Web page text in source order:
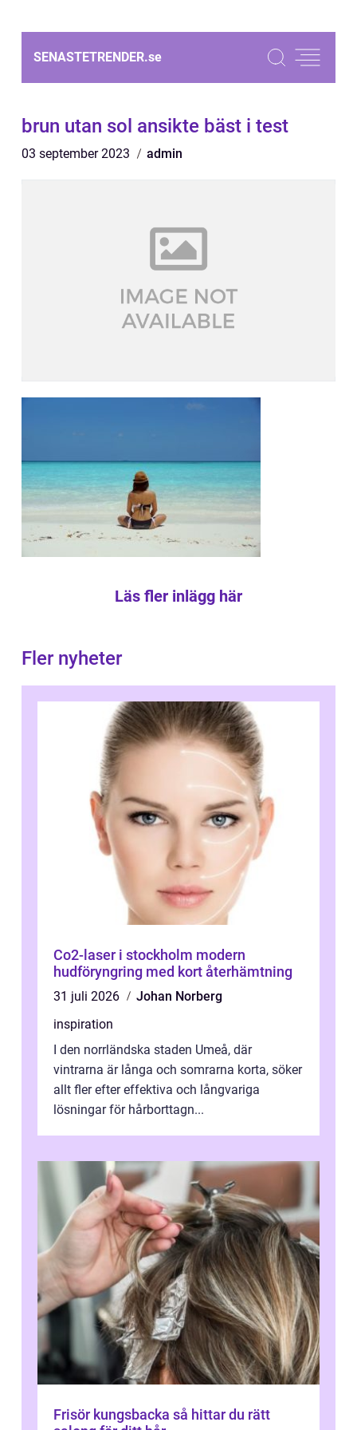
SENASTETRENDER.se
brun utan sol ansikte bäst i test
03 september 2023 admin
Läs fler inlägg här
Fler nyheter
Co2-laser i stockholm modern
hudföryngring med kort återhämtning
31 juli 2026
Johan Norberg
inspiration
I den norrländska staden Umeå, där
vintrarna är långa och somrarna korta, söker
allt fler efter effektiva och långvariga
lösningar för hårborttagn...
Frisör kungsbacka så hittar du rätt